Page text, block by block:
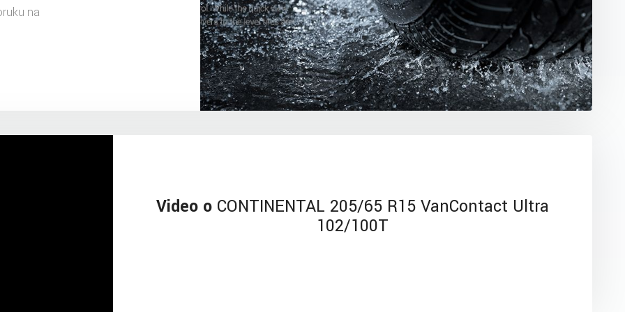
na
Video o CONTINENTAL 205/65 R15 VanContact Ultra
102/100T